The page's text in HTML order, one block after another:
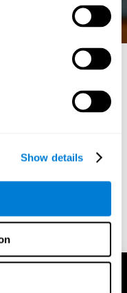
Show details
：乐趣与
的炫酷数学游戏领